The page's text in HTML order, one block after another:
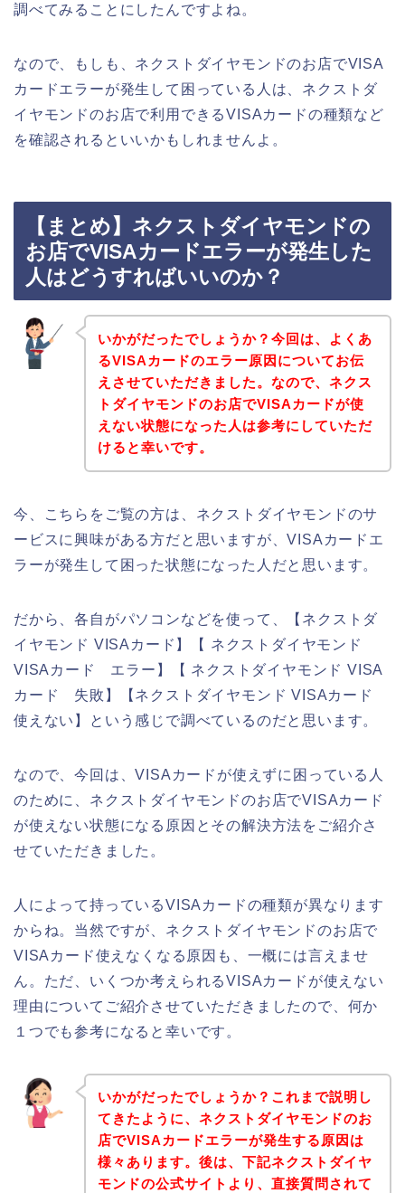
調べてみることにしたんですよね。
なので、もしも、ネクストダイヤモンドのお店でVISA
カードエラーが発生して困っている人は、ネクストダ
イヤモンドのお店で利用できるVISAカードの種類など
を確認されるといいかもしれませんよ。
【まとめ】ネクストダイヤモンドの
お店でVISAカードエラーが発生した
人はどうすればいいのか？
いかがだったでしょうか？今回は、よくあ
るVISAカードのエラー原因についてお伝
えさせていただきました。なので、ネクス
トダイヤモンドのお店でVISAカードが使
えない状態になった人は参考にしていただ
けると幸いです。
今、こちらをご覧の方は、ネクストダイヤモンドのサ
ービスに興味がある方だと思いますが、VISAカードエ
ラーが発生して困った状態になった人だと思います。
だから、各自がパソコンなどを使って、【ネクストダ
イヤモンド VISAカード】【 ネクストダイヤモンド
VISAカード エラー】【 ネクストダイヤモンド VISA
カード 失敗】【ネクストダイヤモンド VISAカード
使えない】という感じで調べているのだと思います。
なので、今回は、VISAカードが使えずに困っている人
のために、ネクストダイヤモンドのお店でVISAカード
が使えない状態になる原因とその解決方法をご紹介さ
せていただきました。
人によって持っているVISAカードの種類が異なります
からね。当然ですが、ネクストダイヤモンドのお店で
VISAカード使えなくなる原因も、一概には言えませ
ん。ただ、いくつか考えられるVISAカードが使えない
理由についてご紹介させていただきましたので、何か
１つでも参考になると幸いです。
いかがだったでしょうか？これまで説明し
てきたように、ネクストダイヤモンドのお
店でVISAカードエラーが発生する原因は
様々あります。後は、下記ネクストダイヤ
モンドの公式サイトより、直接質問されて